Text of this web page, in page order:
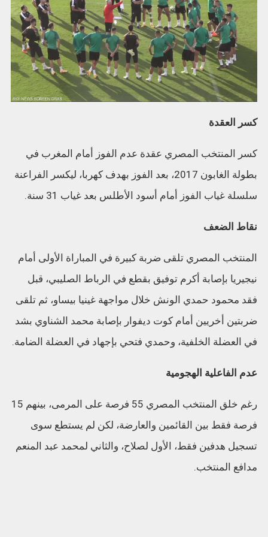
كسر العقدة
كسر المنتخب المصري عقدة عدم الفوز أمام المغرب في
بطولة الغابون 2017، بعد الفوز بهدف كهربا، ليكسر الفراعنة
سلسلة غياب الفوز أمام أسود الأطلس بعد غياب 31 سنة.
نقاط الضعف
المنتخب المصري تلقى ضربة كبيرة في المباراة الأولى أمام
نيجيريا بإصابة أكرم توفيق بقطع في الرباط الصليبي، قبل
فقد محمود حمدي الونش خلال مواجهة غينيا بيساو، ثم تلقى
ضربتين أخريين أمام كوت ديفوار بإصابة محمد الشناوي بشد
في العضلة الخلفية، وحمدي فتحي بإجهاد في العضلة الضامة.
عدم الفاعلية الهجومية
رغم خلق المنتخب المصري 55 فرصة على المرمى، بينهم 15
فرصة فقط بين القائمين والعارضة، لكن لم يستطع سوى
تسجيل هدفين فقط، الأول لصلاح، والثاني لمحمد عبد المنعم
مدافع المنتخب.